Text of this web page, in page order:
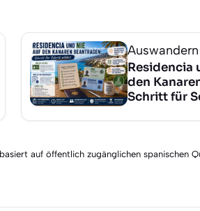
Auswandern
Residencia
den
Schritt für
auf öffentlich zugänglichen spanischen